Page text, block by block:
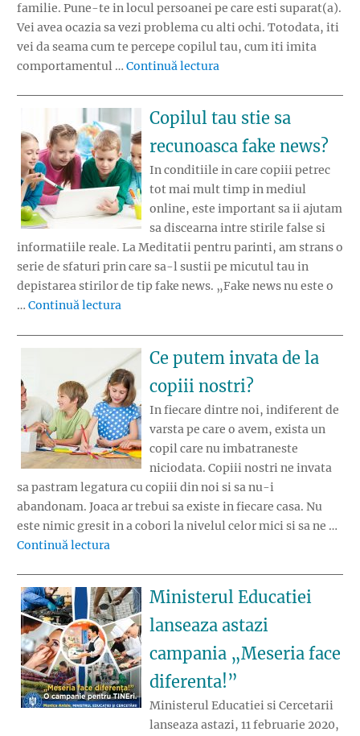
familie. Pune-te in locul persoanei pe care esti suparat(a).
Vei avea ocazia sa vezi problema cu alti ochi. Totodata, iti
vei da seama cum te percepe copilul tau, cum iti imita
comportamentul … Continuă lectura
Copilul tau stie sa
recunoasca fake news?
In conditiile in care copiii petrec
tot mai mult timp in mediul
online, este important sa ii ajutam
sa discearna intre stirile false si
informatiile reale. La Meditatii pentru parinti, am strans o
serie de sfaturi prin care sa-l sustii pe micutul tau in
depistarea stirilor de tip fake news. „Fake news nu este o
… Continuă lectura
Ce putem invata de la
copiii nostri?
In fiecare dintre noi, indiferent de
varsta pe care o avem, exista un
copil care nu imbatraneste
niciodata. Copiii nostri ne invata
sa pastram legatura cu copiii din noi si sa nu-i
abandonam. Joaca ar trebui sa existe in fiecare casa. Nu
este nimic gresit in a cobori la nivelul celor mici si sa ne …
Continuă lectura
Ministerul Educatiei
lanseaza astazi
campania „Meseria face
diferenta!”
Ministerul Educatiei si Cercetarii
lanseaza astazi, 11 februarie 2020,